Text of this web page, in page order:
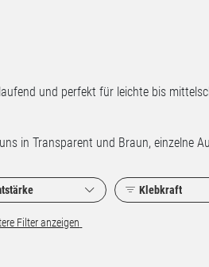
und perfekt für leichte bis
in Transparent und Braun, einzelne
Klebkraft
Filter anzeigen